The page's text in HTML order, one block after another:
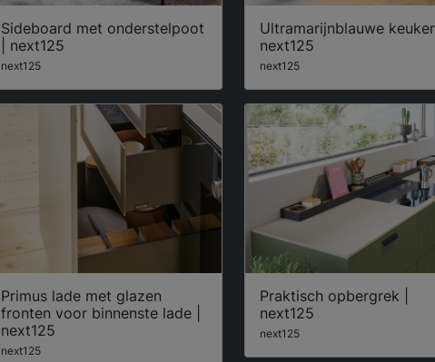
Sideboard met onderstelpoot
| next125
next125
Ultramarijnblauwe keuken
next125
next125
Primus lade met glazen
fronten voor binnenste lade |
next125
next125
Praktisch opbergrek |
next125
next125